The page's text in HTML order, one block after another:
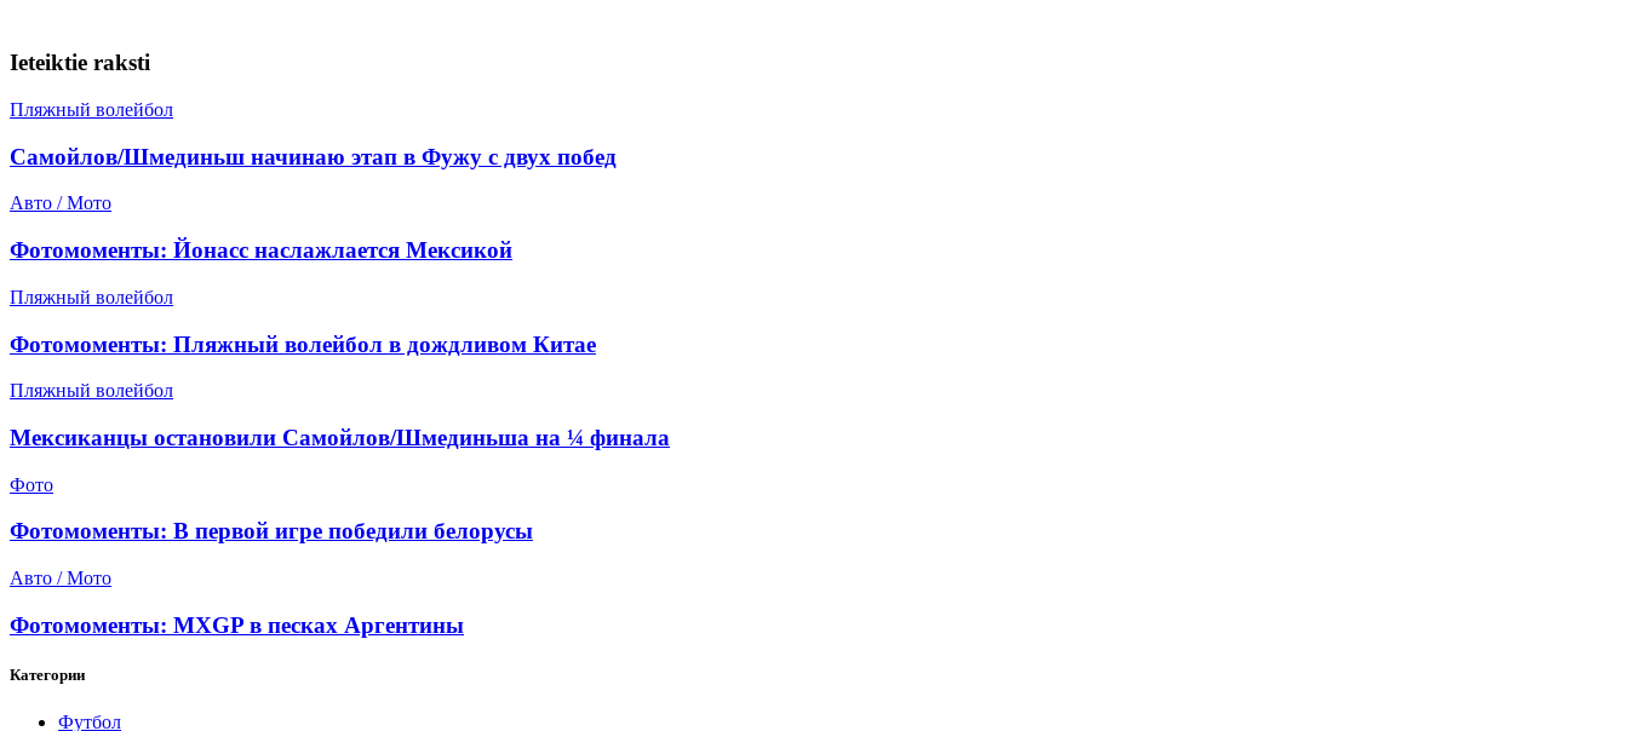
Ieteiktie raksti
Пляжный волейбол
Самойлов/Шмединьш начинаю этап в Фужу с двух побед
Авто / Мото
Фотомоменты: Йонасс наслажлается Мексикой
Пляжный волейбол
Фотомоменты: Пляжный волейбол в дождливом Китае
Пляжный волейбол
Мексиканцы остановили Самойлов/Шмединьша на ¼ финала
Фото
Фотомоменты: В первой игре победили белорусы
Авто / Мото
Фотомоменты: MXGP в песках Аргентины
Категории
Футбол